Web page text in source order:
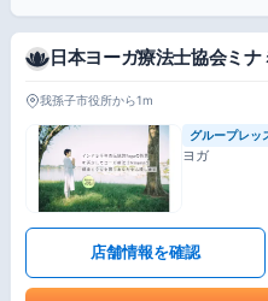
日本ヨーガ療法士協会ミ
我孫子市役所から1m
グループレッ
ヨガ
店舗情報を確認